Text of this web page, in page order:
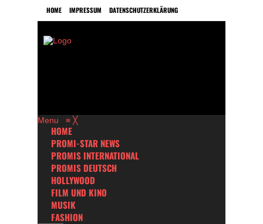
HOME IMPRESSUM DATENSCHUTZERKLÄRUNG
Menu ≡ ╳
HOME
PROMI-STAR NEWS
PROMIS INTERNATIONAL
PROMIS DEUTSCH
HOLLYWOOD
FILM UND KINO
MUSIK
FASHION